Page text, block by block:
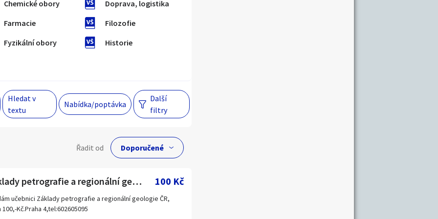
Chemické obory
Doprava, logistika
Farmacie
Filozofie
Fyzikální obory Historie
cena
Hledat v
textu
Nabídka/poptávka
Další
filtry
Řadit od
Základy petrografie a regionální geologie ČR 100 Kč
učebnici Základy petrografie a regionální geologie ČR,
100,-Kč.Praha 4,tel:602605095
Jihomoravský kraj
s personalizací nabídek, zasíláním
materiálů a upozornění.